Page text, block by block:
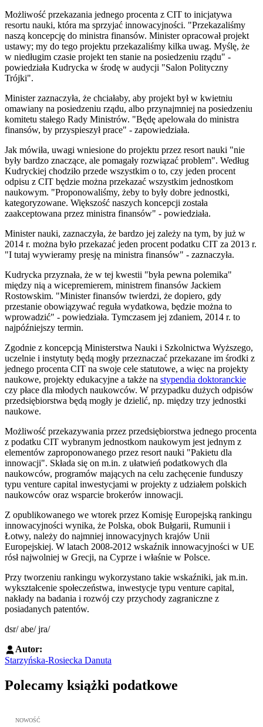
Możliwość przekazania jednego procenta z CIT to inicjatywa
resortu nauki, która ma sprzyjać innowacyjności. "Przekazaliśmy
naszą koncepcję do ministra finansów. Minister opracował projekt
ustawy; my do tego projektu przekazaliśmy kilka uwag. Myślę, że
w niedługim czasie projekt ten stanie na posiedzeniu rządu" -
powiedziała Kudrycka w środę w audycji "Salon Polityczny
Trójki".
Minister zaznaczyła, że chciałaby, aby projekt był w kwietniu
omawiany na posiedzeniu rządu, albo przynajmniej na posiedzeniu
komitetu stałego Rady Ministrów. "Będę apelowała do ministra
finansów, by przyspieszył prace" - zapowiedziała.
Jak mówiła, uwagi wniesione do projektu przez resort nauki "nie
były bardzo znaczące, ale pomagały rozwiązać problem". Według
Kudryckiej chodziło przede wszystkim o to, czy jeden procent
odpisu z CIT będzie można przekazać wszystkim jednostkom
naukowym. "Proponowaliśmy, żeby to były dobre jednostki,
kategoryzowane. Większość naszych koncepcji została
zaakceptowana przez ministra finansów" - powiedziała.
Minister nauki, zaznaczyła, że bardzo jej zależy na tym, by już w
2014 r. można było przekazać jeden procent podatku CIT za 2013 r.
"I tutaj wywieramy presję na ministra finansów" - zaznaczyła.
Kudrycka przyznała, że w tej kwestii "była pewna polemika"
między nią a wicepremierem, ministrem finansów Jackiem
Rostowskim. "Minister finansów twierdzi, że dopiero, gdy
przestanie obowiązywać reguła wydatkowa, będzie można to
wprowadzić" - powiedziała. Tymczasem jej zdaniem, 2014 r. to
najpóźniejszy termin.
Zgodnie z koncepcją Ministerstwa Nauki i Szkolnictwa Wyższego,
uczelnie i instytuty będą mogły przeznaczać przekazane im środki z
jednego procenta CIT na swoje cele statutowe, a więc na projekty
naukowe, projekty edukacyjne a także na stypendia doktoranckie
czy płace dla młodych naukowców. W przypadku dużych odpisów
przedsiębiorstwa będą mogły je dzielić, np. między trzy jednostki
naukowe.
Możliwość przekazywania przez przedsiębiorstwa jednego procenta
z podatku CIT wybranym jednostkom naukowym jest jednym z
elementów zaproponowanego przez resort nauki "Pakietu dla
innowacji". Składa się on m.in. z ułatwień podatkowych dla
naukowców, programów mających na celu zachęcenie funduszy
typu venture capital inwestycjami w projekty z udziałem polskich
naukowców oraz wsparcie brokerów innowacji.
Z opublikowanego we wtorek przez Komisję Europejską rankingu
innowacyjności wynika, że Polska, obok Bułgarii, Rumunii i
Łotwy, należy do najmniej innowacyjnych krajów Unii
Europejskiej. W latach 2008-2012 wskaźnik innowacyjności w UE
rósł najwolniej w Grecji, na Cyprze i właśnie w Polsce.
Przy tworzeniu rankingu wykorzystano takie wskaźniki, jak m.in.
wykształcenie społeczeństwa, inwestycje typu venture capital,
nakłady na badania i rozwój czy przychody zagraniczne z
posiadanych patentów.
dsr/ abe/ jra/
Autor:
Starzyńska-Rosiecka Danuta
Polecamy książki podatkowe
Przejdź do: JPK_VAT krok po kroku ebook, Patrycja Kubiesa -
NOWOŚĆ